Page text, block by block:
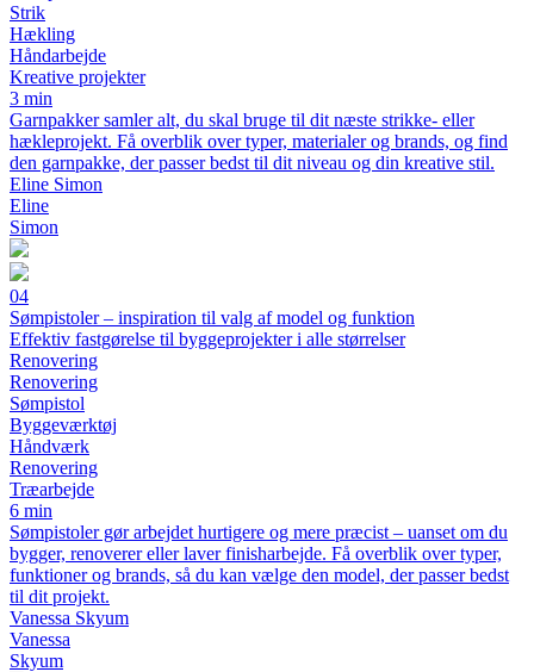
Strik
Hækling
Håndarbejde
Kreative projekter
3 min
Garnpakker samler alt, du skal bruge til dit næste strikke- eller
hækleprojekt. Få overblik over typer, materialer og brands, og find
den garnpakke, der passer bedst til dit niveau og din kreative stil.
Eline Simon
Eline
Simon
04
Sømpistoler – inspiration til valg af model og funktion
Effektiv fastgørelse til byggeprojekter i alle størrelser
Renovering
Renovering
Sømpistol
Byggeværktøj
Håndværk
Renovering
Træarbejde
6 min
Sømpistoler gør arbejdet hurtigere og mere præcist – uanset om du
bygger, renoverer eller laver finisharbejde. Få overblik over typer,
funktioner og brands, så du kan vælge den model, der passer bedst
til dit projekt.
Vanessa Skyum
Vanessa
Skyum